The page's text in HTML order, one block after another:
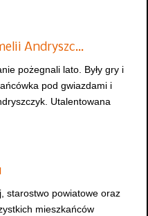
Andryszc…
pożegnali lato. Były gry i
pod gwiazdami i
Utalentowana
starostwo powiatowe oraz
mieszkańców